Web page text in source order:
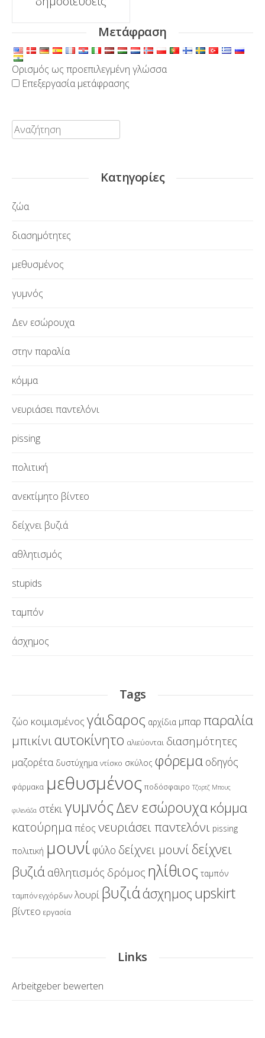
δημοσιεύσεων
Μετάφραση
Ορισμός ως προεπιλεγμένη γλώσσα
Επεξεργασία μετάφρασης
Αναζήτηση:
Κατηγορίες
ζώα
διασημότητες
μεθυσμένος
γυμνός
Δεν εσώρουχα
στην παραλία
κόμμα
νευριάσει παντελόνι
pissing
πολιτική
ανεκτίμητο βίντεο
δείχνει βυζιά
αθλητισμός
stupids
ταμπόν
άσχημος
Tags
ζώο κοιμισμένος γάιδαρος αρχίδια μπαρ παραλία
μπικίνιαυτοκίνητο αλιεύονται διασημότητες
μαζορέτα δυστύχημα ντίσκο σκύλος φόρεμα οδηγός
φάρμακα μεθυσμένος ποδόσφαιρο Τζορτζ Μπους
φιλενάδα στέκιγυμνόςΔεν εσώρουχακόμμα
κατούρημαπέος νευριάσει παντελόνι pissing
πολιτική μουνί φύλο δείχνει μουνίδείχνει
βυζιά αθλητισμός δρόμος ηλίθιος ταμπόν
ταμπόν εγχόρδων λουρί βυζιάάσχημος upskirt
βίντεο εργασία
Links
Arbeitgeber bewerten